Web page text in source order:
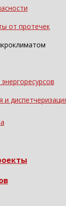
от протечек
и